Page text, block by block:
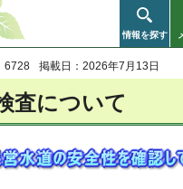
情報を探す
6728 掲載日：2026年7月13日
査について